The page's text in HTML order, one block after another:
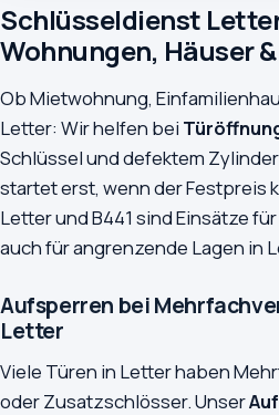
Schlüsseldienst
Wohnungen, Häuser
Ob Mietwohnung,
Letter: Wir helfen bei
Schlüssel und defektem
startet erst, wenn der Festpreis
Letter und B441 sind Einsätze
auch für angrenzende Lagen in
Aufsperren bei
Letter
Viele Türen in Letter haben
oder Zusatzschlösser. Unser